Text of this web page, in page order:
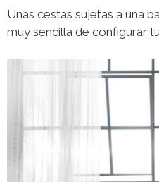
Unas cestas sujetas a una
muy sencilla de configurar